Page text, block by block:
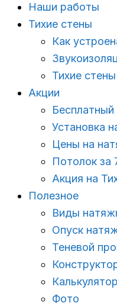
Наши работы
Тихие стены
Как
Тихие
Акции
Установка
Цены на
Потолок за
Акция на
Полезное
Виды
Опуск
Теневой
Калькулятор
Фото